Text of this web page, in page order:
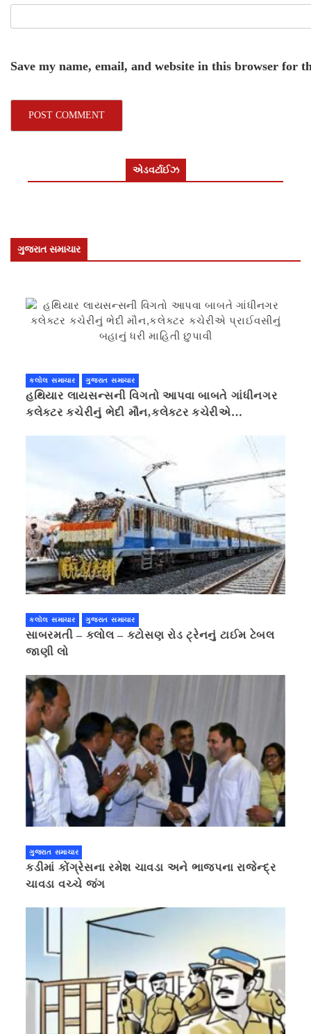
Save my name, email, and website in this browser for
એડવર્ટાઈઝ
ગુજરાત સમાચાર
કલોલ સમાચાર ગુજરાત સમાચાર
હથિયાર લાયસન્સની વિગતો આપવા બાબતે ગાંધીનગર
કલેક્ટર કચેરીનું ભેદી મૌન,કલેક્ટર કચેરીએ
કલોલ સમાચાર ગુજરાત સમાચાર
સાબરમતી – કલોલ – કટોસણ રોડ ટ્રેનનું ટાઈમ ટેબલ
જાણી લો
ગુજરાત સમાચાર
કડીમાં કોંગ્રેસના રમેશ ચાવડા અને ભાજપના રાજેન્દ્ર
ચાવડા વચ્ચે જંગ